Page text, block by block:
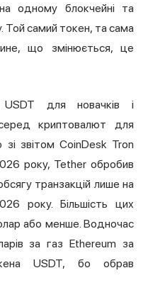
одному блокчейні та
Той самий токен, та сама
що змінюється, це
для новачків і
криптовалют для
зі звітом CoinDesk Tron
року, Tether обробив
транзакцій лише на
року. Більшість цих
або менше. Водночас
за газ Ethereum за
USDT, бо обрав